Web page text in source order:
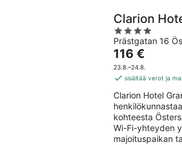
Clarion
4
out
of
5
Prästgatan 16
Hinta
on
116 €
yö
116 €
23.8.–24.8.
sisältää verot ja
Clarion Hotel
kohteesta
Wi-Fi-yhteyden
majoituspaikan